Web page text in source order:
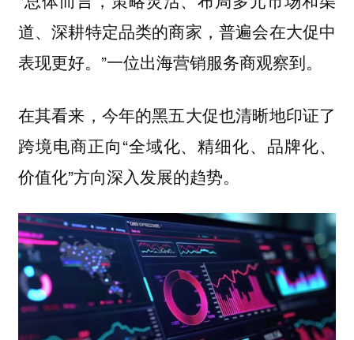
道、深耕特定品类的商家，普遍会在大促中
表现更好。”一位出海营销服务商观察到。
在其看来，今年的黑五大促也清晰地印证了
跨境电商正向“全域化、精细化、品牌化、
价值化”方向深入发展的趋势。